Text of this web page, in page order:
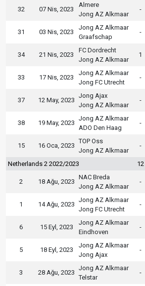
32 07 Nis, 2023
Almere
Jong AZ Alkmaar
-
31 03 Nis, 2023
Jong AZ Alkmaar
Graafschap
-
34 21 Nis, 2023
FC Dordrecht
Jong AZ Alkmaar
1
33 17 Nis, 2023
Jong AZ Alkmaar
Jong FC Utrecht
-
37 12 May, 2023
Jong Ajax
Jong AZ Alkmaar
-
38 19 May, 2023
Jong AZ Alkmaar
ADO Den Haag
-
15 16 Oca, 2023
TOP Oss
Jong AZ Alkmaar
-
Netherlands 2 2022/2023 12
2 18 Ağu, 2023
NAC Breda
Jong AZ Alkmaar
-
1 14 Ağu, 2023
Jong AZ Alkmaar
Jong FC Utrecht
-
6 15 Eyl, 2023
Jong AZ Alkmaar
Eindhoven
-
5 18 Eyl, 2023
Jong AZ Alkmaar
Jong Ajax
-
3 28 Ağu, 2023
Jong AZ Alkmaar
Telstar
-